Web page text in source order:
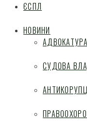
ЄСПЛ
НОВИНИ
АДВОКАТУРА
СУДОВА